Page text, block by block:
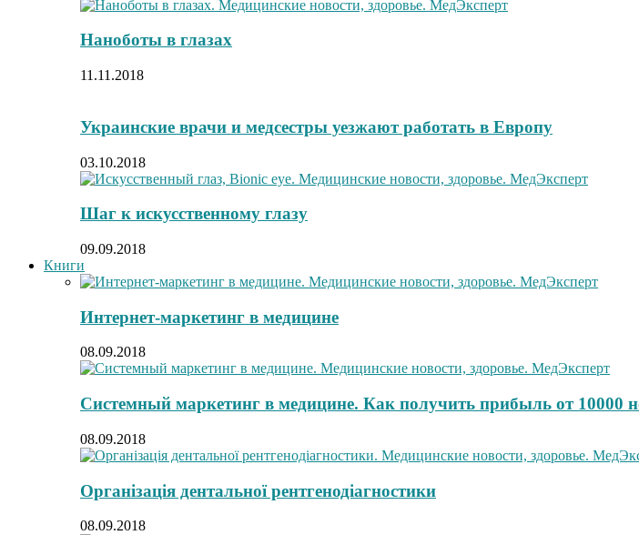
Наноботы в глазах
11.11.2018
Украинские врачи и медсестры уезжают работать в Европу
03.10.2018
Шаг к искусственному глазу
09.09.2018
Книги
Интернет-маркетинг в медицине
08.09.2018
Системный маркетинг в медицине. Как получить прибыль от 10000
08.09.2018
Організація дентальної рентгенодіагностики
08.09.2018